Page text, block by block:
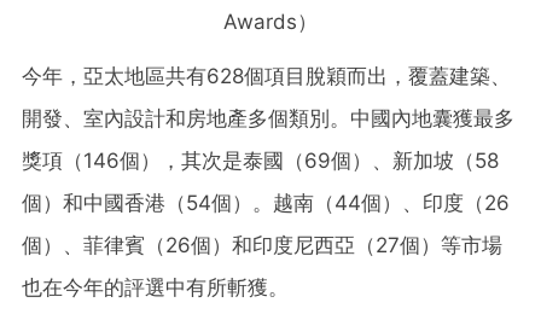
Awards）
今年，亞太地區共有628個項目脫穎而出，覆蓋建築、
開發、室內設計和房地產多個類別。中國內地囊獲最多
獎項（146個），其次是泰國（69個）、新加坡（58
個）和中國香港（54個）。越南（44個）、印度（26
個）、菲律賓（26個）和印度尼西亞（27個）等市場
也在今年的評選中有所斬獲。